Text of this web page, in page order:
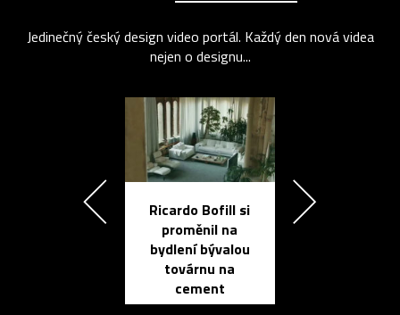
Jedinečný český design video portál. Každý den nová videa
nejen o designu...
Ricardo Bofill si
proměnil na
bydlení bývalou
továrnu na
cement